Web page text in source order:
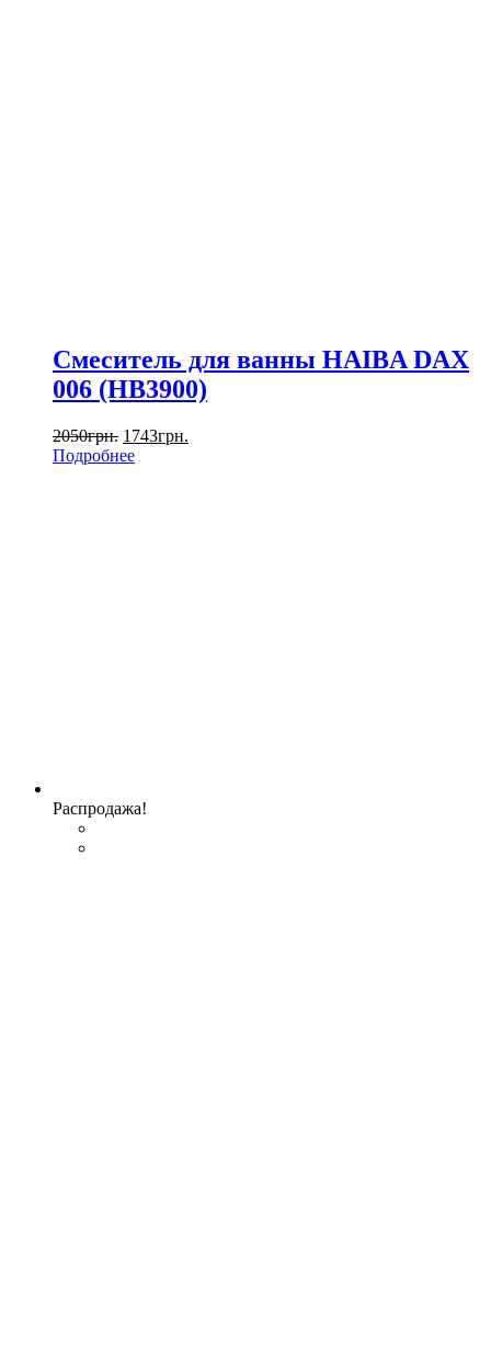
Смеситель для ванны HAIBA DAX
006 (HB3900)
2050грн. 1743грн.
Подробнее
Распродажа!